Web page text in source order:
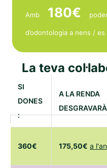
Amb 180€
d’odontologia a nens /
La teva
SI
DONES
:
A LA RENDA
360€ 175,50€ a